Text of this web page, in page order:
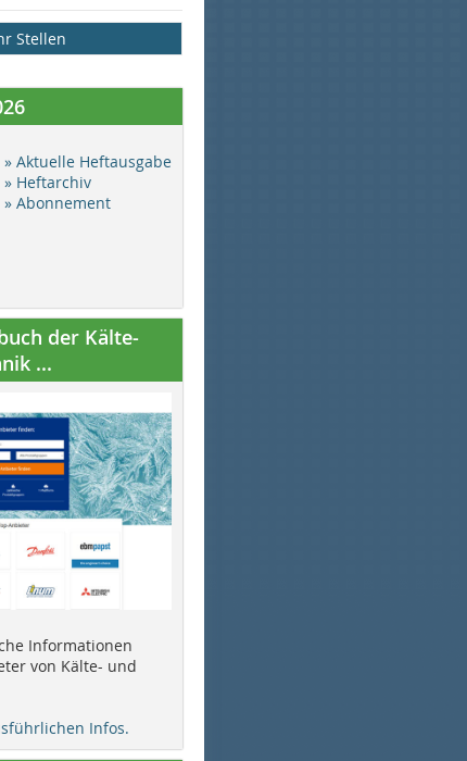
Stellen
» Aktuelle Heftausgabe
» Heftarchiv
» Abonnement
der Kälte-
...
Informationen
von Kälte- und
Infos.